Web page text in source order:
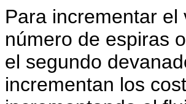
Para incrementar
número de espiras
el segundo
incrementan los